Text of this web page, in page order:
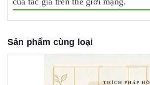
Sản phẩm cùng loại